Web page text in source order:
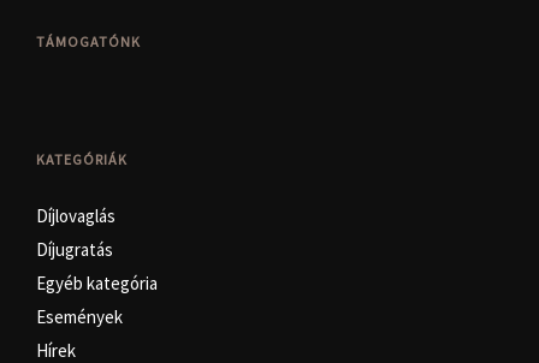
TÁMOGATÓNK
KATEGÓRIÁK
Díjlovaglás
Díjugratás
Egyéb kategória
Események
Hírek